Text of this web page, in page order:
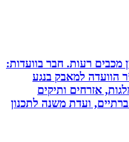
רעות. חבר בוועדות:
למאבק בנגע
אזרחים ותיקים
ועדת משנה לתכנון